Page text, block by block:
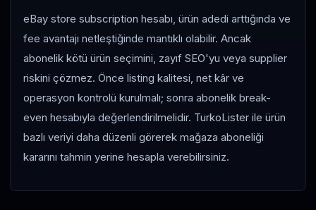
eBay store subscription hesabı, ürün adedi arttığında ve
fee avantajı netleştiğinde mantıklı olabilir. Ancak
abonelik kötü ürün seçimini, zayıf SEO'yu veya supplier
riskini çözmez. Önce listing kalitesi, net kâr ve
operasyon kontrolü kurulmalı; sonra abonelik break-
even hesabıyla değerlendirilmelidir. TurkoLister ile ürün
bazlı veriyi daha düzenli görerek mağaza aboneliği
kararını tahmin yerine hesapla verebilirsiniz.